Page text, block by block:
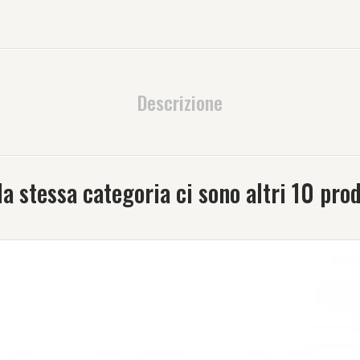
Descrizione
stessa categoria ci sono altri 10